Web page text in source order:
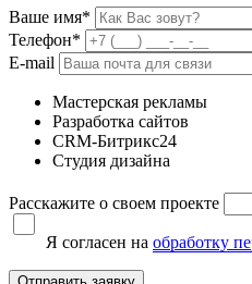
Ваше имя*
Телефон*
E-mail
Мастерская рекламы
Разработка сайтов
CRM-Битрикс24
Студия дизайна
Расскажите о своем проекте
Я согласен на обработку